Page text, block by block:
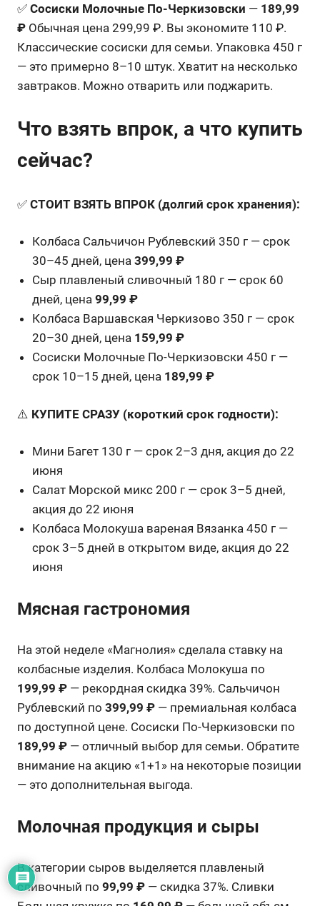
✅ Сосиски Молочные По-Черкизовски — 189,99
₽ Обычная цена 299,99 ₽. Вы экономите 110 ₽.
Классические сосиски для семьи. Упаковка 450 г
— это примерно 8–10 штук. Хватит на несколько
завтраков. Можно отварить или поджарить.
Что взять впрок, а что купить
сейчас?
✅ СТОИТ ВЗЯТЬ ВПРОК (долгий срок хранения):
Колбаса Сальчичон Рублевский 350 г — срок
30–45 дней, цена399,99 ₽
Сыр плавленый сливочный 180 г — срок 60
дней, цена99,99 ₽
Колбаса Варшавская Черкизово 350 г — срок
20–30 дней, цена 159,99 ₽
Сосиски Молочные По-Черкизовски 450 г —
срок 10–15 дней, цена 189,99 ₽
⚠️ КУПИТЕ СРАЗУ (короткий срок годности):
Мини Багет 130 г — срок 2–3 дня, акция до 22
июня
Салат Морской микс 200 г — срок 3–5 дней,
акция до 22 июня
Колбаса Молокуша вареная Вязанка 450 г —
срок 3–5 дней в открытом виде, акция до 22
июня
Мясная гастрономия
На этой неделе «Магнолия» сделала ставку на
колбасные изделия. Колбаса Молокуша по
199,99 ₽ — рекордная скидка 39%. Сальчичон
Рублевский по 399,99 ₽ — премиальная колбаса
по доступной цене. Сосиски По-Черкизовски по
189,99 ₽ — отличный выбор для семьи. Обратите
внимание на акцию «1+1» на некоторые позиции
— это дополнительная выгода.
Молочная продукция и сыры
В категории сыров выделяется плавленый
сливочный по 99,99 ₽ — скидка 37%. Сливки